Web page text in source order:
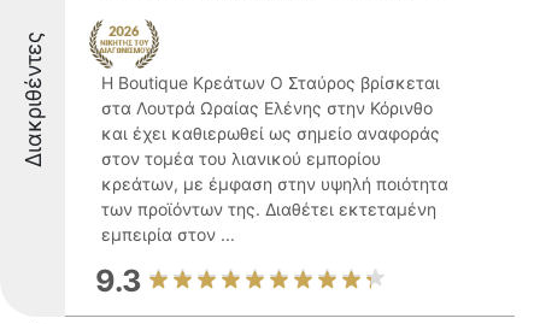
Διακριθέντες
Η Boutique Κρεάτων Ο Σταύρος βρίσκεται
στα Λουτρά Ωραίας Ελένης στην Κόρινθο
και έχει καθιερωθεί ως σημείο αναφοράς
στον τομέα του λιανικού εμπορίου
κρεάτων, με έμφαση στην υψηλή ποιότητα
των προϊόντων της. Διαθέτει εκτεταμένη
εμπειρία στον ...
9.3